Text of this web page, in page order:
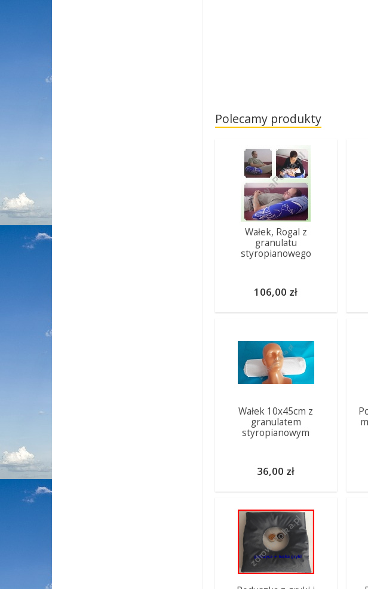
Polecamy produkty
Wałek, Rogal z
granulatu
styropianowego
106,00 zł
Wałek 10x45cm z
granulatem
styropianowym
36,00 zł